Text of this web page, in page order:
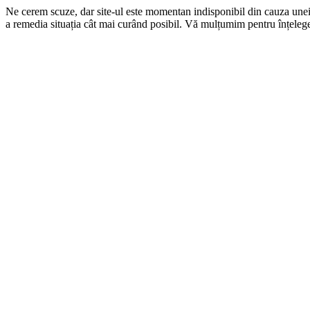
Ne cerem scuze, dar site-ul este momentan indisponibil din cauza
a remedia situația cât mai curând posibil. Vă mulțumim pentru